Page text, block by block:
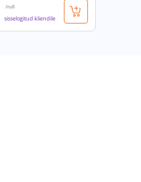
/rull
sisselogitud kliendile